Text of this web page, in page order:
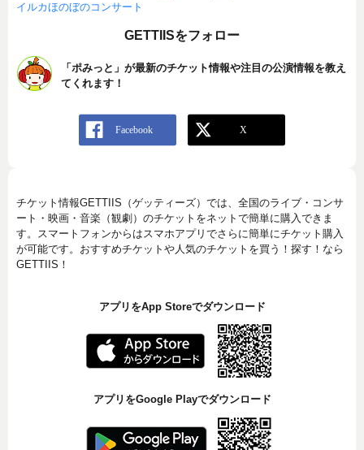
イルカほのぼのコンサート
GETTIISをフォロー
「ポみっと」が最新のチケット情報や注目の公演情報を教え
てくれます！
チケット情報GETTIIS（ゲッティーズ）では、全国のライブ・コンサ
ート・映画・音楽（観劇）のチケットをネットで簡単に購入できま
す。スマートフォンからはスマホアプリでさらに簡単にチケット購入
が可能です。おすすめチケットや人気のチケットを買う！探す！なら
GETTIIS！
アプリをApp Storeでダウンロード
アプリをGoogle Playでダウンロード